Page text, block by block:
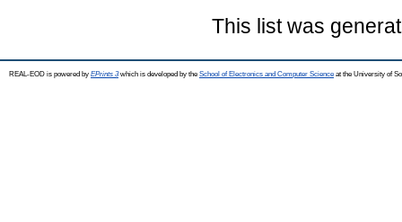
This list was
REAL-EOD is powered by EPrints 3which is developed by the School of Electronics and Computer Science at the University of